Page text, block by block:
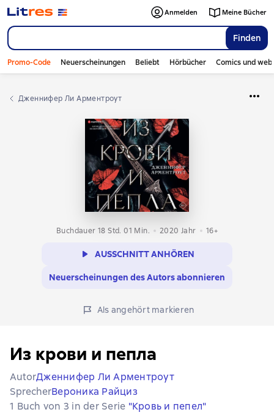
Finden
Anmelden Meine Bücher
Promo-Code Neuerscheinungen Beliebt Hörbücher Comics und
Дженнифер Ли Арментроут
Buchdauer 18 Std. 01 Min. 2020 Jahr 16+
AUSSCHNITT ANHÖREN
Neuerscheinungen des Autors abonnieren
Als angehört markieren
Из крови и пепла
AutorДженнифер Ли Арментроут
SprecherВероника Райциз
1 Buch von 3 in der Serie "Кровь и пепел"